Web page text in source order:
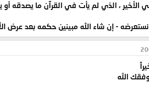
الأخير ، الذي لم يأت في القرآن ما يصدقه
- إن شاء الله مبينين حكمه بعد عرض
الله